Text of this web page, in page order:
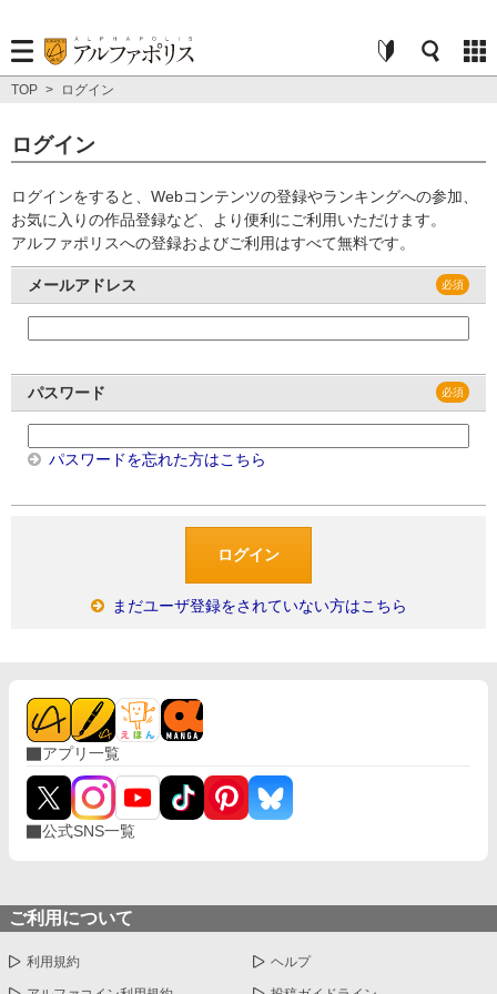
TOP > ログイン
ログイン
ログインをすると、Webコンテンツの登録やランキングへの参加、
お気に入りの作品登録など、より便利にご利用いただけます。
アルファポリスへの登録およびご利用はすべて無料です。
メールアドレス
パスワード
パスワードを忘れた方はこちら
まだユーザ登録をされていない方はこちら
アプリ一覧
公式SNS一覧
ご利用について
利用規約 ヘルプ